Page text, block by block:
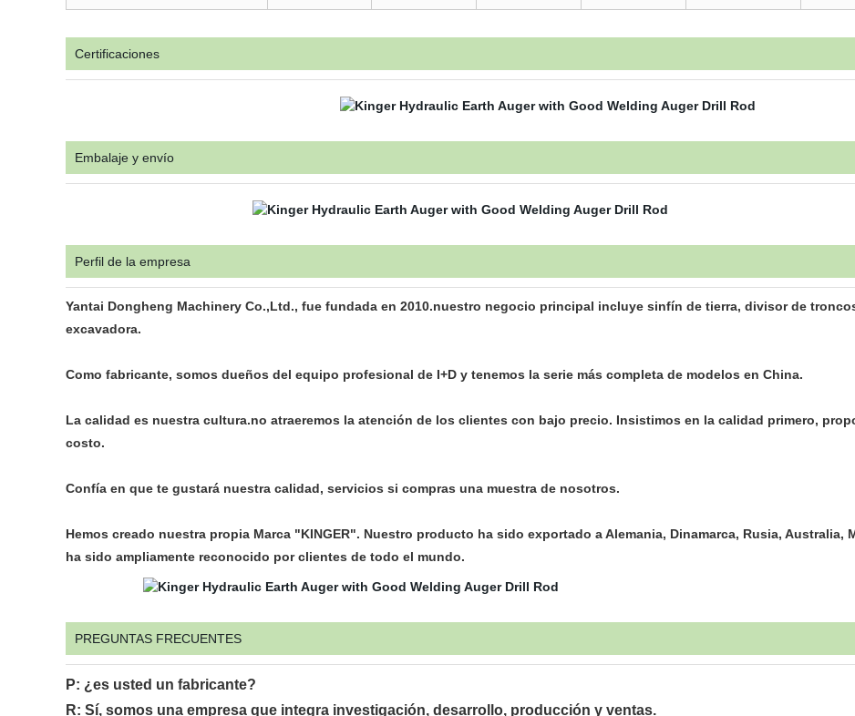
Certificaciones
Embalaje y envío
Perfil de la empresa
Yantai Dongheng Machinery Co.,Ltd., fue fundada en 2010.nuestro negocio principal incluye sinfín de tierra, divisor de
excavadora.
Como fabricante, somos dueños del equipo profesional de I+D y tenemos la serie más completa de modelos en China.
La calidad es nuestra cultura.no atraeremos la atención de los clientes con bajo precio. Insistimos en la calidad primero,
costo.
Confía en que te gustará nuestra calidad, servicios si compras una muestra de nosotros.
Hemos creado nuestra propia Marca "KINGER". Nuestro producto ha sido exportado a Alemania, Dinamarca, Rusia,
ha sido ampliamente reconocido por clientes de todo el mundo.
PREGUNTAS FRECUENTES
P: ¿es usted un fabricante?
R: Sí, somos una empresa que integra investigación, desarrollo, producción y ventas.